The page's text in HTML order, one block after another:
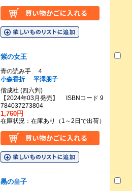
紫の女王
青の読み手 ４
小森香折
平澤朋子
偕成社 (四六判)
【2024年03月発売】 ISBNコード 9
784037273804
1,760円
在庫状況：在庫あり（1～2日で出荷）
黒の皇子